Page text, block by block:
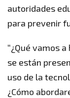
autoridades
para prevenir
“¿Qué vamos
se están
uso de la
¿Cómo